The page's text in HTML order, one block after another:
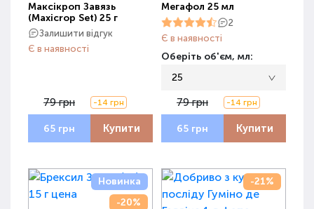
Максікроп Завязь
(Maxicrop Set) 25 г
Залишити відгук
Є в наявності
79 грн -14 грн
65 грн Купити
Мегафол 25 мл
2
Є в наявності
Оберіть об'єм, мл:
25
79 грн -14 грн
65 грн Купити
Новинка
-20%
-21%